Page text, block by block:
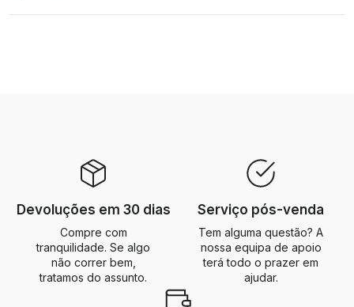
Devoluções em 30 dias
Compre com
tranquilidade. Se algo
não correr bem,
tratamos do assunto.
Serviço pós-venda
Tem alguma questão? A
nossa equipa de apoio
terá todo o prazer em
ajudar.